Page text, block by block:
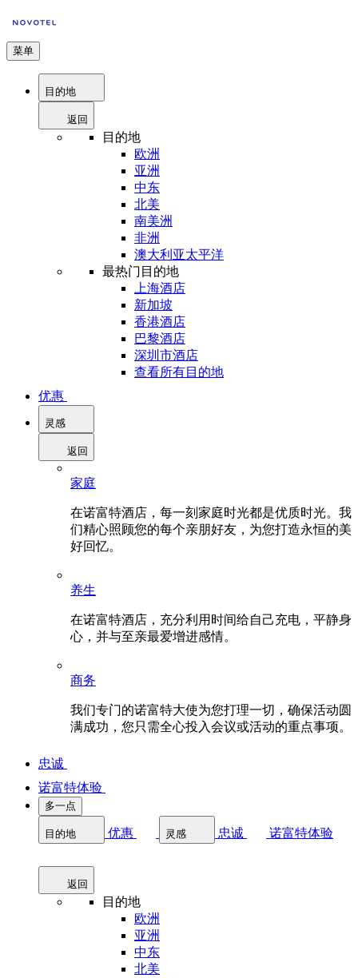
菜单
目的地
返回
目的地
欧洲
亚洲
中东
北美
南美洲
非洲
澳大利亚太平洋
最热门目的地
上海酒店
新加坡
香港酒店
巴黎酒店
深圳市酒店
查看所有目的地
优惠
灵感
返回
家庭
在诺富特酒店，每一刻家庭时光都是优质时光。我
们精心照顾您的每个亲朋好友，为您打造永恒的美
好回忆。
养生
在诺富特酒店，充分利用时间给自己充电，平静身
心，并与至亲最爱增进感情。
商务
我们专门的诺富特大使为您打理一切，确保活动圆
满成功，您只需全心投入会议或活动的重点事项。
忠诚
诺富特体验
多一点
目的地 优惠 灵感 忠诚 诺富特体验
返回
目的地
欧洲
亚洲
中东
北美